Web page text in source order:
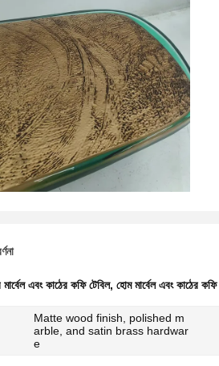
এবং কাঠের কফি টেবিল, হোম মার্বেল এবং কাঠের কফি
Matte wood finish, polished m
arble, and satin brass hardwar
e